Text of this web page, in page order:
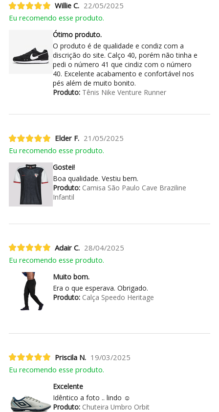
Willie C. 22/05/2025
Eu recomendo esse produto.
Ótimo produto.
O produto é de qualidade e condiz com a
discrição do site. Calço 40, porém não tinha e
pedi o número 41 que cindiz com o número
40. Excelente acabamento e confortável nos
pés além de muito bonito.
Produto:Tênis Nike Venture Runner
Elder F. 21/05/2025
Eu recomendo esse produto.
Gostei!
Boa qualidade. Vestiu bem.
Produto:Camisa São Paulo Cave Braziline
Infantil
Adair C. 28/04/2025
Eu recomendo esse produto.
Muito bom.
Era o que esperava. Obrigado.
Produto:Calça Speedo Heritage
Priscila N. 19/03/2025
Eu recomendo esse produto.
Excelente
Idêntico a foto .. lindo ☺️
Produto:Chuteira Umbro Orbit